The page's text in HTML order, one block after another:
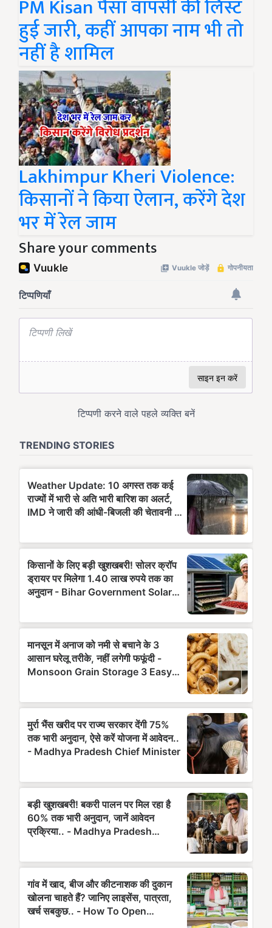
PM Kisan पैसा वापसी की लिस्ट
हुई जारी, कहीं आपका नाम भी तो
नहीं है शामिल
Lakhimpur Kheri Violence:
किसानों ने किया ऐलान, करेंगे देश
भर में रेल जाम
Share your comments